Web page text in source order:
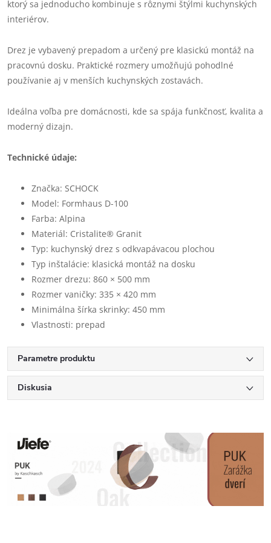
ktorý sa jednoducho kombinuje s rôznymi štýlmi kuchynských
interiérov.
Drez je vybavený prepadom a určený pre klasickú montáž na
pracovnú dosku. Praktické rozmery umožňujú pohodlné
používanie aj v menších kuchynských zostavách.
Ideálna voľba pre domácnosti, kde sa spája funkčnosť, kvalita a
moderný dizajn.
Technické údaje:
Značka: SCHOCK
Model: Formhaus D-100
Farba: Alpina
Materiál: Cristalite® Granit
Typ: kuchynský drez s odkvapávacou plochou
Typ inštalácie: klasická montáž na dosku
Rozmer drezu: 860 × 500 mm
Rozmer vaničky: 335 × 420 mm
Minimálna šírka skrinky: 450 mm
Vlastnosti: prepad
Parametre produktu
Diskusia